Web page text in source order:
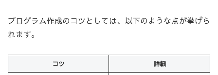
プログラム作成のコツとしては、以下のような点が挙げら
れます。
コツ 詳細